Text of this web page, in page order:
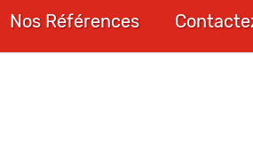
Nos Références